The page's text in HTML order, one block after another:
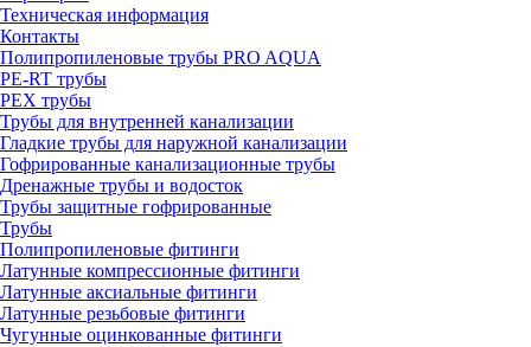
Техническая информация
Контакты
Полипропиленовые трубы PRO AQUA
PE-RT трубы
PEX трубы
Трубы для внутренней канализации
Гладкие трубы для наружной канализации
Гофрированные канализационные трубы
Дренажные трубы и водосток
Трубы защитные гофрированные
Трубы
Полипропиленовые фитинги
Латунные компрессионные фитинги
Латунные аксиальные фитинги
Латунные резьбовые фитинги
Чугунные оцинкованные фитинги